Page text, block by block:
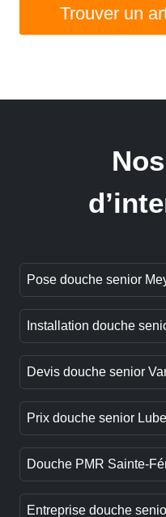
Trouver un
Pose douche senior
Installation douche
Devis douche senior
Prix douche senior
Douche PMR Sainte-
Entreprise douche